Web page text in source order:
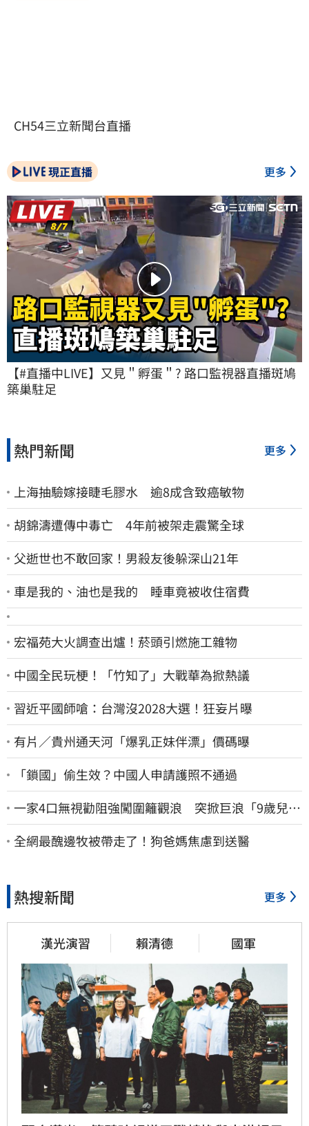
CH54三立新聞台直播
現正直播 更多
【#直播中LIVE】又見＂孵蛋＂? 路口監視器直播斑鳩
築巢駐足
熱門新聞 更多
上海抽驗嫁接睫毛膠水 逾8成含致癌敏物
胡錦濤遭傳中毒亡 4年前被架走震驚全球
父逝世也不敢回家！男殺友後躲深山21年
車是我的、油也是我的 睡車竟被收住宿費
宏福苑大火調查出爐！菸頭引燃施工雜物
中國全民玩梗！「竹知了」大戰華為掀熱議
習近平國師嗆：台灣沒2028大選！狂妄片曝
有片／貴州通天河「爆乳正妹伴漂」價碼曝
「鎖國」偷生效？中國人申請護照不通過
一家4口無視勸阻強闖圍籬觀浪 突掀巨浪「9歲兒當
場遭捲入海」
全網最醜邊牧被帶走了！狗爸媽焦慮到送醫
熱搜新聞 更多
漢光演習 賴清德 國軍